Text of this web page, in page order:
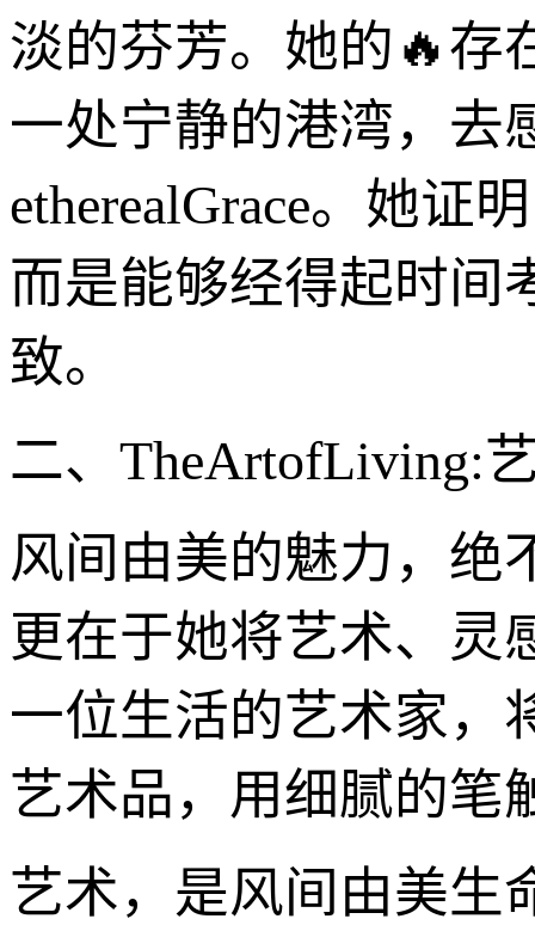
淡的芬芳。她的🔥存
一处宁静的港湾，去
etherealGrace。她证
而是能够经得起时间
致。
二、TheArtofLiving:
风间由美的魅力，绝
更在于她将艺术、灵
一位生活的艺术家，
艺术品，用细腻的笔
艺术，是风间由美生